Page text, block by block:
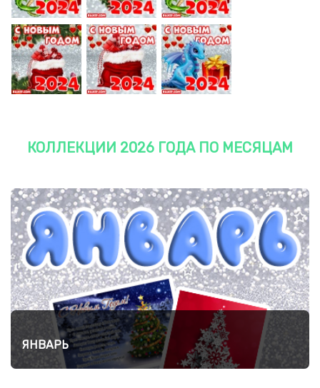
ЗАГРУЗКА ЗАГРУЗКА ЗАГРУЗКА
КОЛЛЕКЦИИ 2026 ГОДА ПО МЕСЯЦАМ
ЯНВАРЬ